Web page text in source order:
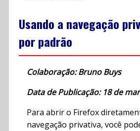
Usando a navegação
por padrão
Colaboração: Bruno Buys
Data de Publicação: 18 de
Para abrir o Firefox
navegação privativa, você